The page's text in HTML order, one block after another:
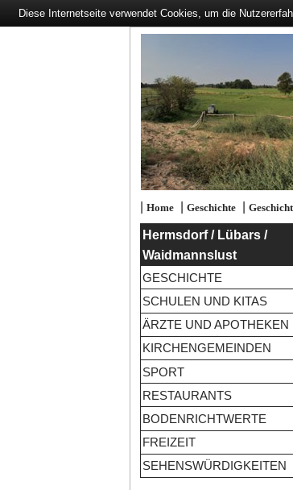
| Home| Geschichte|
Hermsdorf / Lübars /
Waidmannslust
GESCHICHTE
SCHULEN UND KITAS
ÄRZTE UND APOTHEKEN
KIRCHENGEMEINDEN
SPORT
RESTAURANTS
BODENRICHTWERTE
FREIZEIT
SEHENSWÜRDIGKEITEN
Diese Internetseite verwendet Cookies, um die